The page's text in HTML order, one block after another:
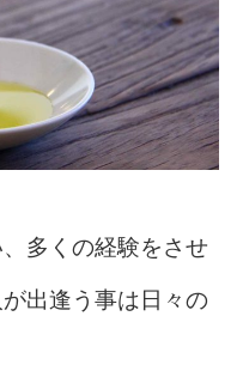
多くの経験をさせ
出逢う事は日々の